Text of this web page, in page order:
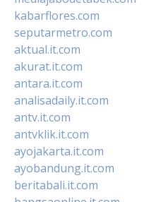
kabarflores.com
seputarmetro.com
aktual.it.com
akurat.it.com
antara.it.com
analisadaily.it.com
antv.it.com
antvklik.it.com
ayojakarta.it.com
ayobandung.it.com
beritabali.it.com